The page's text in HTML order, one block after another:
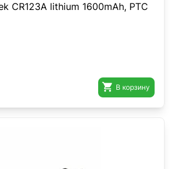
CR123A lithium 1600mAh, PTC
 В корзину